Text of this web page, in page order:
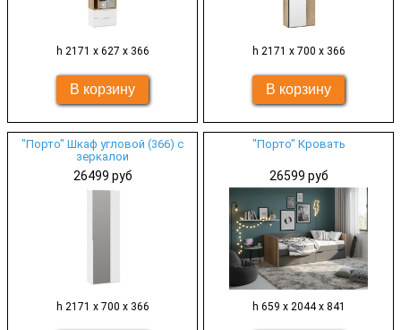
h 2171 х 627 х 366 h 2171 х 700 х 366
"Порто" Шкаф угловой (366) с
зеркалои
26499 руб
h 2171 х 700 х 366
"Порто" Кровать
26599 руб
h 659 х 2044 х 841